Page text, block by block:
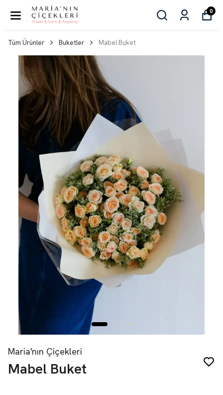
0
Tüm Ürünler Buketler Mabel Buket
Maria'nın Çiçekleri
Mabel Buket